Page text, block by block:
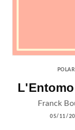
POLAR
Franck
05/11/